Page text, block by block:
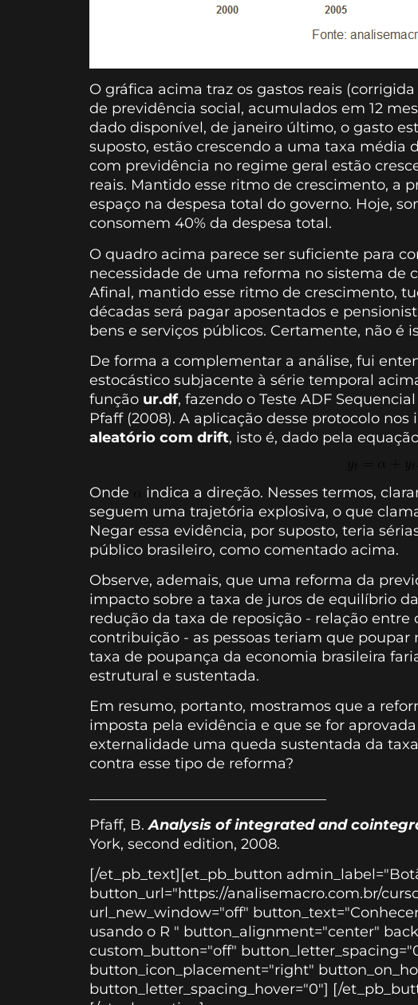
O gráfica acima traz os gastos reais
de previdência social, acumulados em 12
dado disponível, de janeiro último, o gasto
suposto, estão crescendo a uma taxa média
com previdência no regime geral estão
reais. Mantido esse ritmo de crescimento, a
espaço na despesa total do governo. Hoje,
consomem 40% da despesa total.
O quadro acima parece ser suficiente para
necessidade de uma reforma no sistema de
Afinal, mantido esse ritmo de crescimento,
décadas será pagar aposentados e
bens e serviços públicos. Certamente, não é
De forma a complementar a análise, fui
estocástico subjacente à série temporal
função ur.df, fazendo o Teste ADF
Pfaff (2008). A aplicação desse protocolo
aleatório com drift, isto é, dado pela
Onde
indica a direção. Nesses termos,
seguem uma trajetória explosiva, o que
Negar essa evidência, por suposto, teria
público brasileiro, como comentado acima.
Observe, ademais, que uma reforma da
impacto sobre a taxa de juros de equilíbrio
redução da taxa de reposição - relação
contribuição - as pessoas teriam que
taxa de poupança da economia brasileira
estrutural e sustentada.
Em resumo, portanto, mostramos que a
imposta pela evidência e que se for
externalidade uma queda sustentada da
contra esse tipo de reforma?
Pfaff, B.Analysis of integrated and
York, second edition, 2008.
[/et_pb_text][et_pb_button
button_url="https://analisemacro.com.br/
url_new_window="off"
usando o R " button_alignment="center"
custom_button="off"
button_icon_placement="right"
button_letter_spacing_hover="0"] [/